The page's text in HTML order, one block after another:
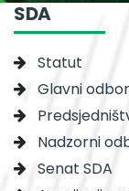
SDA
Statut
Glavni odbor
Nadzorni
Senat SDA